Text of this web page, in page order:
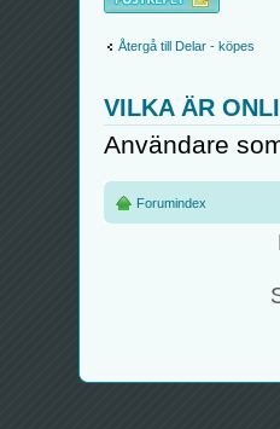
Återgå till Delar - köpes
VILKA ÄR
Användare
Forumindex